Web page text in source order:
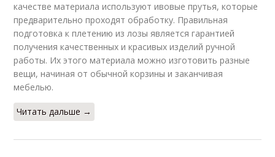
качестве материала используют ивовые прутья, которые
предварительно проходят обработку. Правильная
подготовка к плетению из лозы является гарантией
получения качественных и красивых изделий ручной
работы. Их этого материала можно изготовить разные
вещи, начиная от обычной корзины и заканчивая
мебелью.
Читать дальше →